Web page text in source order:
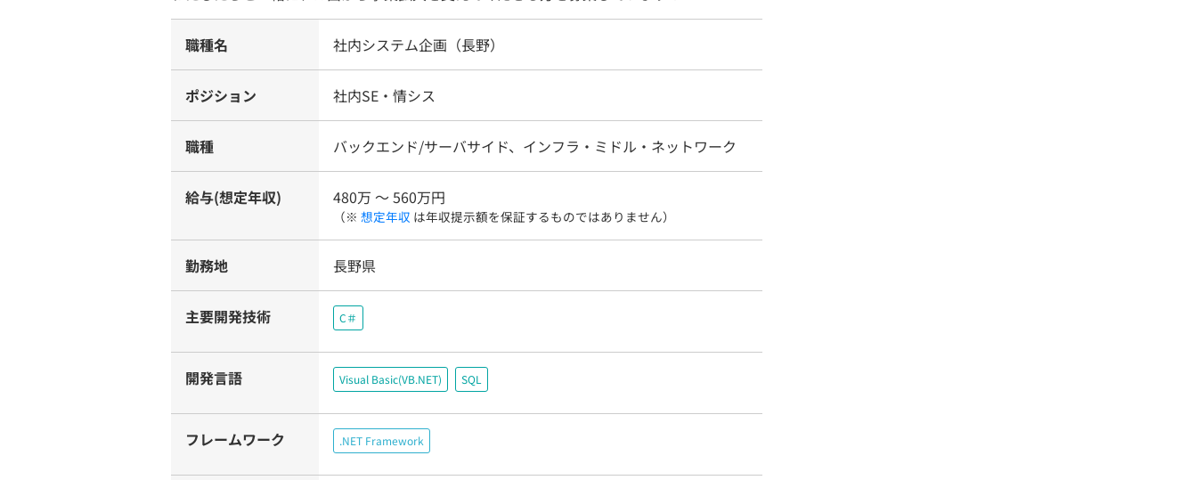
職種名 社内システム企画（長野）
ポジション 社内SE・情シス
職種 バックエンド/サーバサイド、インフラ・ミドル・ネットワーク
給与(想定年収) 480万 〜 560万円
（※ 想定年収 は年収提示額を保証するものではありません）
勤務地 長野県
主要開発技術 C＃
開発言語 Visual Basic(VB.NET) SQL
フレームワーク .NET Framework